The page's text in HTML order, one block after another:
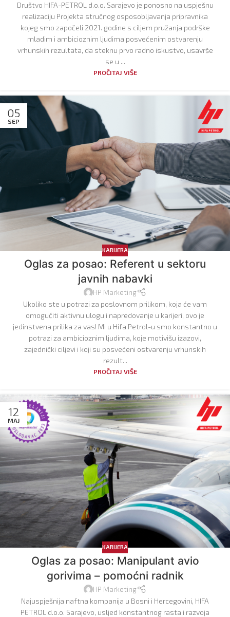
Društvo HIFA-PETROL d.o.o. Sarajevo je ponosno na uspješnu
realizaciju Projekta stručnog osposobljavanja pripravnika
kojeg smo započeli 2021. godine s ciljem pružanja podrške
mladim i ambicioznim ljudima posvećenim ostvarenju
vrhunskih rezultata, da steknu prvo radno iskustvo, usavrše
se u ...
PROČITAJ VIŠE
05
SEP
KARIJERA
Oglas za posao: Referent u sektoru
javnih nabavki
HP Marketing
Ukoliko ste u potrazi za poslovnom prilikom, koja će vam
omogućiti aktivnu ulogu i napredovanje u karijeri, ovo je
jedinstvena prilika za vas! Mi u Hifa Petrol-u smo konstantno u
potrazi za ambicioznim ljudima, koje motivišu izazovi,
zajednički ciljevi i koji su posvećeni ostvarenju vrhunskih
rezult...
PROČITAJ VIŠE
12
MAJ
KARIJERA
Oglas za posao: Manipulant avio
gorivima – pomoćni radnik
HP Marketing
Najuspješnija naftna kompanija u Bosni i Hercegovini, HIFA
PETROL d.o.o. Sarajevo, usljed konstantnog rasta i razvoja